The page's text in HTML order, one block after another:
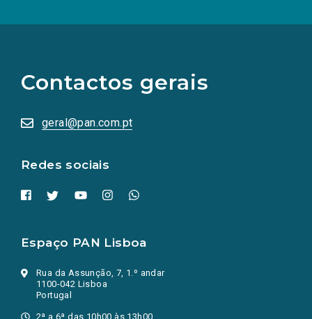
Contactos gerais
geral@pan.com.pt
Redes sociais
redes
sociais
numa
nova
Espaço PAN Lisboa
Rua da Assunção, 7, 1.º andar
1100-042 Lisboa
Portugal
2ª a 6ª das 10h00 às 13h00